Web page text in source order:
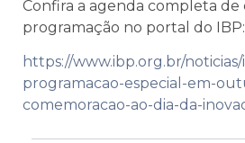
Confira a agenda completa de
programação no portal do IBP:
https://www.ibp.org.br/
programacao-especial-em-
comemoracao-ao-dia-da-